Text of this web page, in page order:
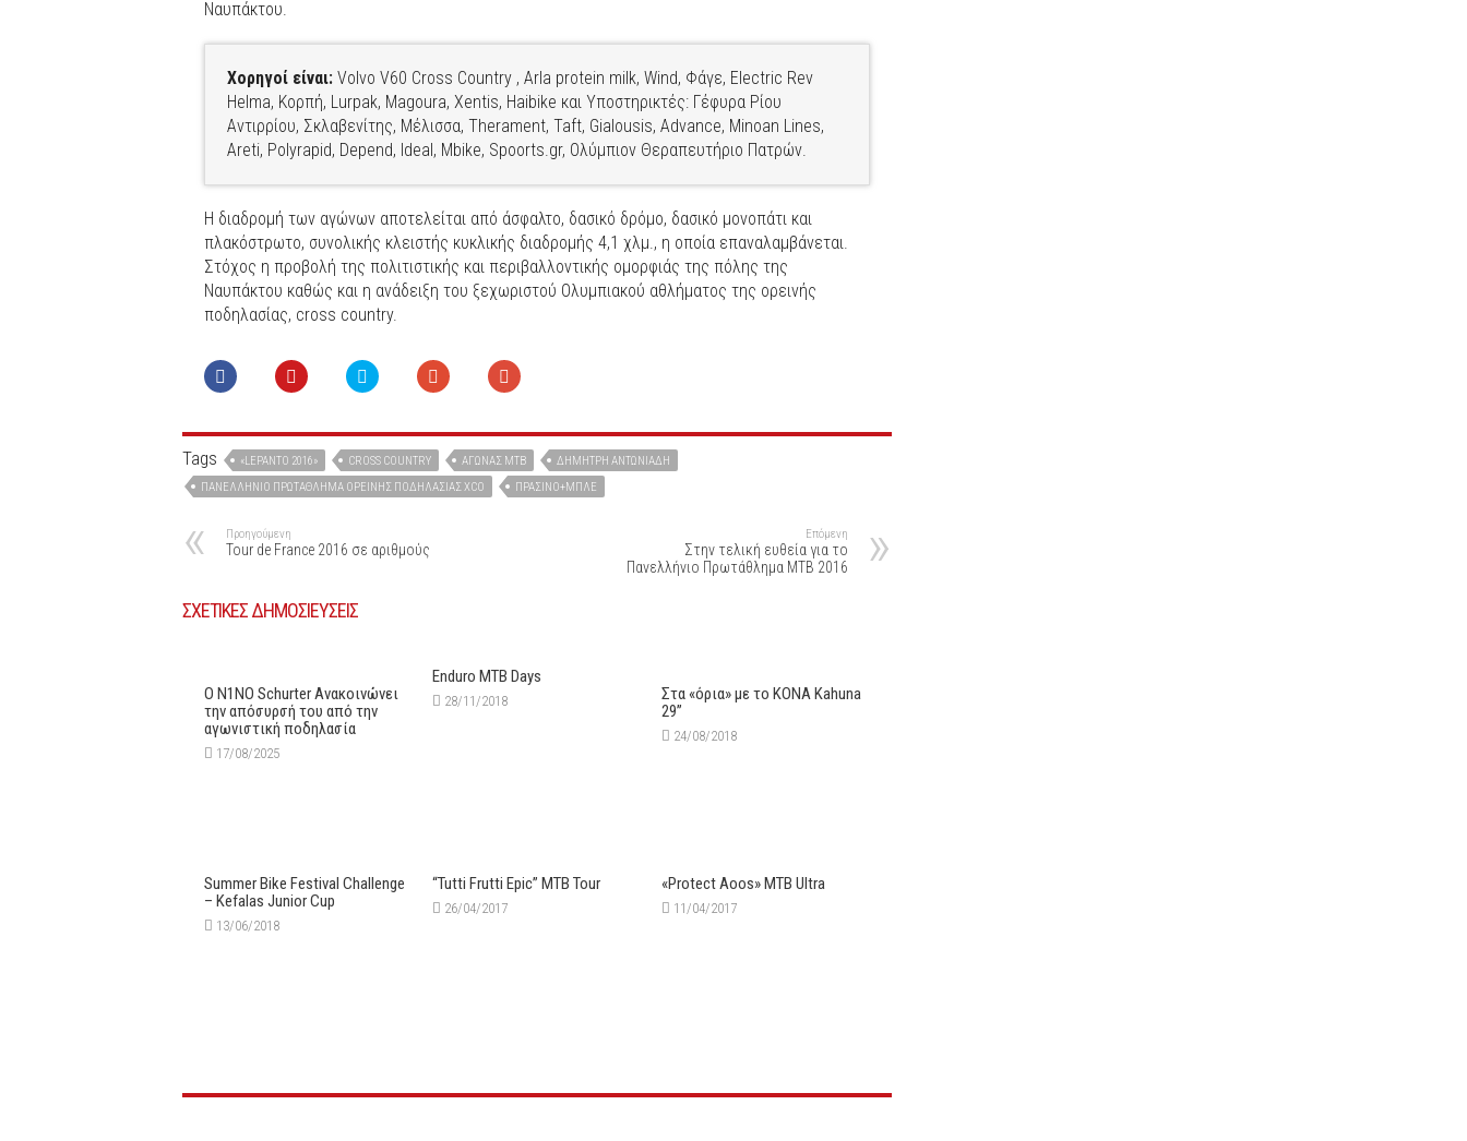
Ναυπάκτου.
Χορηγοί είναι: Volvo V60 Cross Country , Arla protein milk, Wind, Φάγε, Electric Rev
Helma, Κορπή, Lurpak, Magoura, Xentis, Haibike και Υποστηρικτές: Γέφυρα Ρίου
Αντιρρίου, Σκλαβενίτης, Μέλισσα, Therament, Taft, Gialousis, Advance, Minoan Lines,
Areti, Polyrapid, Depend, Ideal, Mbike, Spoorts.gr, Ολύμπιον Θεραπευτήριο Πατρών.
Η διαδρομή των αγώνων αποτελείται από άσφαλτο, δασικό δρόμο, δασικό μονοπάτι και
πλακόστρωτο, συνολικής κλειστής κυκλικής διαδρομής 4,1 χλμ., η οποία επαναλαμβάνεται.
Στόχος η προβολή της πολιτιστικής και περιβαλλοντικής ομορφιάς της πόλης της
Ναυπάκτου καθώς και η ανάδειξη του ξεχωριστού Ολυμπιακού αθλήματος της ορεινής
ποδηλασίας, cross country.
Tags «LEPANTO 2016» CROSS COUNTRY ΑΓΏΝΑΣ MTB
ΔΗΜΉΤΡΗ ΑΝΤΩΝΙΆΔΗ
ΠΑΝΕΛΛΉΝΙΟ ΠΡΩΤΆΘΛΗΜΑ ΟΡΕΙΝΉΣ ΠΟΔΗΛΑΣΊΑΣ XCΟ
ΠΡΆΣΙΝΟ+ΜΠΛΕ
Προηγούμενη
Tour de France 2016 σε αριθμούς
Επόμενη
Στην τελική ευθεία για το
Πανελλήνιο Πρωτάθλημα ΜΤΒ 2016
ΣΧΕΤΙΚΕΣ ΔΗΜΟΣΙΕΥΣΕΙΣ
Ο N1NO Schurter Ανακοινώνει
την απόσυρσή του από την
αγωνιστική ποδηλασία
17/08/2025
Enduro MTB Days
28/11/2018
Στα «όρια» με το KONA Kahuna
29’’
24/08/2018
Summer Bike Festival Challenge
– Kefalas Junior Cup
13/06/2018
“Tutti Frutti Epic” MTB Tour
26/04/2017
«Protect Aoos» ΜΤΒ Ultra
11/04/2017